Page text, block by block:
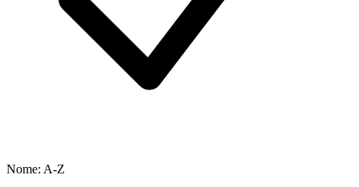
Nome: A-Z